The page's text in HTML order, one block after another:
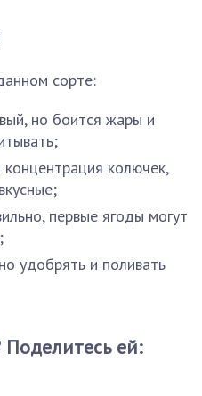
сорте:
но боится жары и
колючек,
первые ягоды могут
удобрять и поливать
Поделитесь ей: